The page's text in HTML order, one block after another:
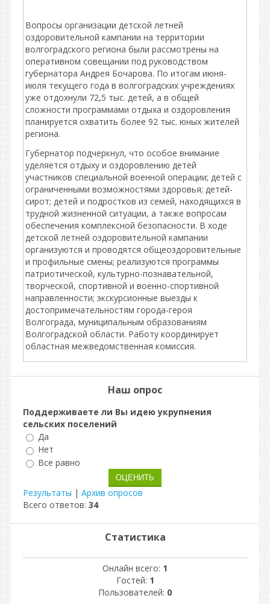
Вопросы организации детской летней
оздоровительной кампании на территории
волгоградского региона были рассмотрены на
оперативном совещании под руководством
губернатора Андрея Бочарова. По итогам июня-
июля текущего года в волгоградских учреждениях
уже отдохнули 72,5 тыс. детей, а в общей
сложности программами отдыха и оздоровления
планируется охватить более 92 тыс. юных жителей
региона.
Губернатор подчеркнул, что особое внимание
уделяется отдыху и оздоровлению детей
участников специальной военной операции; детей с
ограниченными возможностями здоровья; детей-
сирот; детей и подростков из семей, находящихся в
трудной жизненной ситуации, а также вопросам
обеспечения комплексной безопасности. В ходе
детской летней оздоровительной кампании
организуются и проводятся общеоздоровительные
и профильные смены; реализуются программы
патриотической, культурно-познавательной,
творческой, спортивной и военно-спортивной
направленности; экскурсионные выезды к
достопримечательностям города-героя
Волгограда, муниципальным образованиям
Волгоградской области. Работу координирует
областная межведомственная комиссия.
Наш опрос
Поддерживаете ли Вы идею укрупнения
сельских поселений
Да
Нет
Все равно
Результаты | Архив опросов
Всего ответов: 34
Статистика
Онлайн всего: 1
Гостей: 1
Пользователей: 0